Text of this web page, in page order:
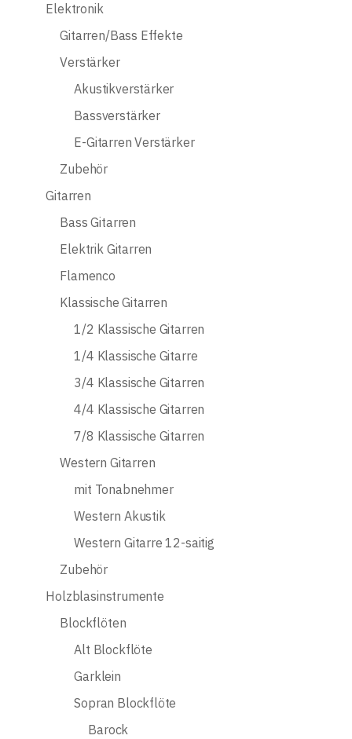
Elektronik
Gitarren/Bass Effekte
Verstärker
Akustikverstärker
Bassverstärker
E-Gitarren Verstärker
Zubehör
Gitarren
Bass Gitarren
Elektrik Gitarren
Flamenco
Klassische Gitarren
1/2 Klassische Gitarren
1/4 Klassische Gitarre
3/4 Klassische Gitarren
4/4 Klassische Gitarren
7/8 Klassische Gitarren
Western Gitarren
mit Tonabnehmer
Western Akustik
Western Gitarre 12-saitig
Zubehör
Holzblasinstrumente
Blockflöten
Alt Blockflöte
Garklein
Sopran Blockflöte
Barock